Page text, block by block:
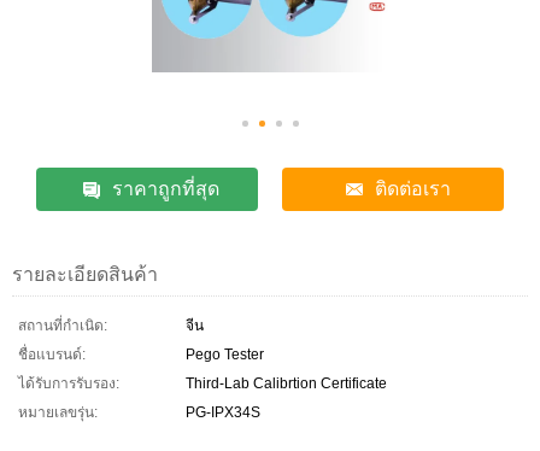
ราคาถูกที่สุด ติดต่อเรา
รายละเอียดสินค้า
สถานที่กำเนิด:
จีน
ชื่อแบรนด์:
Pego Tester
ได้รับการรับรอง:
Third-Lab Calibrtion Certificate
หมายเลขรุ่น:
PG-IPX34S